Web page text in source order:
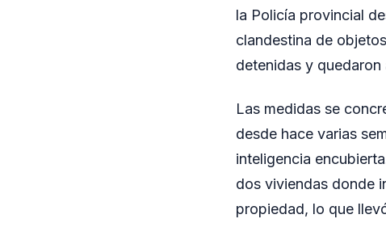
la Policía provincial
clandestina de
detenidas y
Las medidas se
desde hace varias
inteligencia
dos viviendas donde
propiedad, lo que